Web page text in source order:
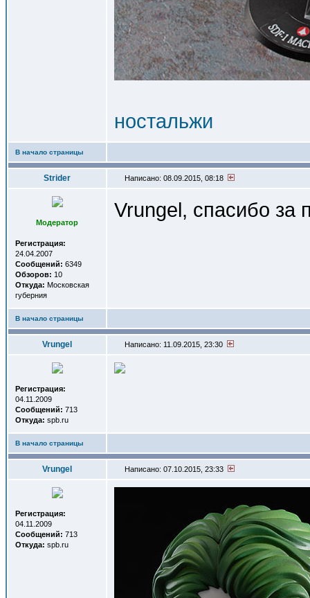
ностальжи
В начало страницы
Strider Написано: 08.09.2015, 08:18
Модератор
Регистрация:
24.04.2007
Сообщений: 6349
Обзоров: 10
Откуда: Московская
губерния
Vrungel, спасибо за
В начало страницы
Vrungel Написано: 11.09.2015, 23:30
Регистрация:
04.11.2009
Сообщений: 713
Откуда: spb.ru
В начало страницы
Vrungel Написано: 07.10.2015, 23:33
Регистрация:
04.11.2009
Сообщений: 713
Откуда: spb.ru